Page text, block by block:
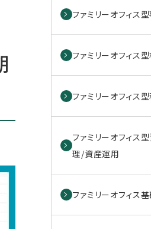
ファミリーオフィス
ファミリーオフィス
ファミリーオフィス
ファミリーオフィス
理/資産運用
ファミリーオフィス